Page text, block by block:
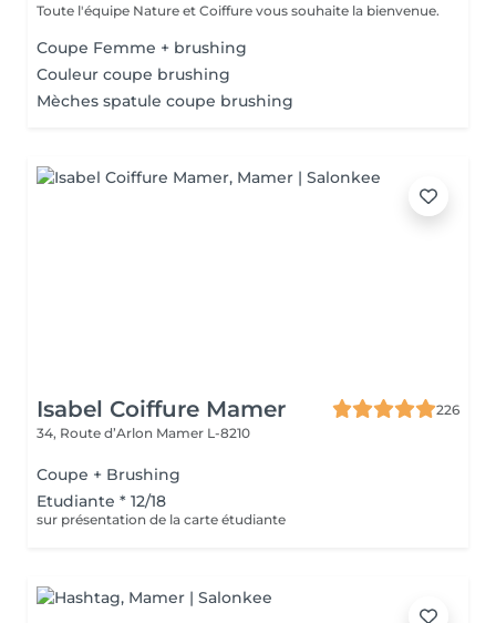
Toute l'équipe Nature et Coiffure vous souhaite la bienvenue.
Coupe Femme + brushing
Couleur coupe brushing
Mèches spatule coupe brushing
Isabel Coiffure Mamer
226
34, Route d’Arlon Mamer L-8210
Coupe + Brushing
Etudiante * 12/18
sur présentation de la carte étudiante